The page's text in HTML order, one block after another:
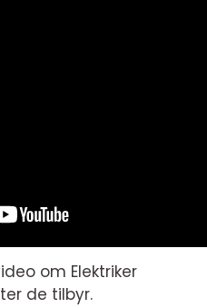
om Elektriker
de tilbyr.